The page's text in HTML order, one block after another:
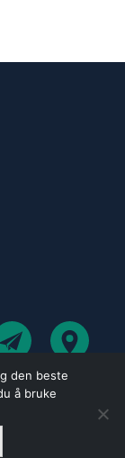
den beste
å bruke